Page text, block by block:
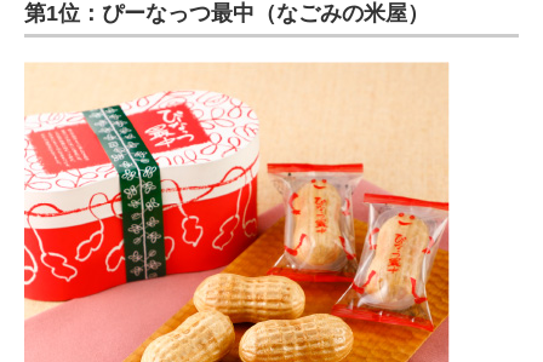
第1位：ぴーなっつ最中（なごみの米屋）